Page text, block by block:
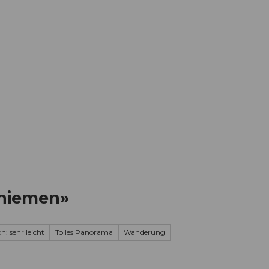
sehr leicht Tolles Panorama Wanderung